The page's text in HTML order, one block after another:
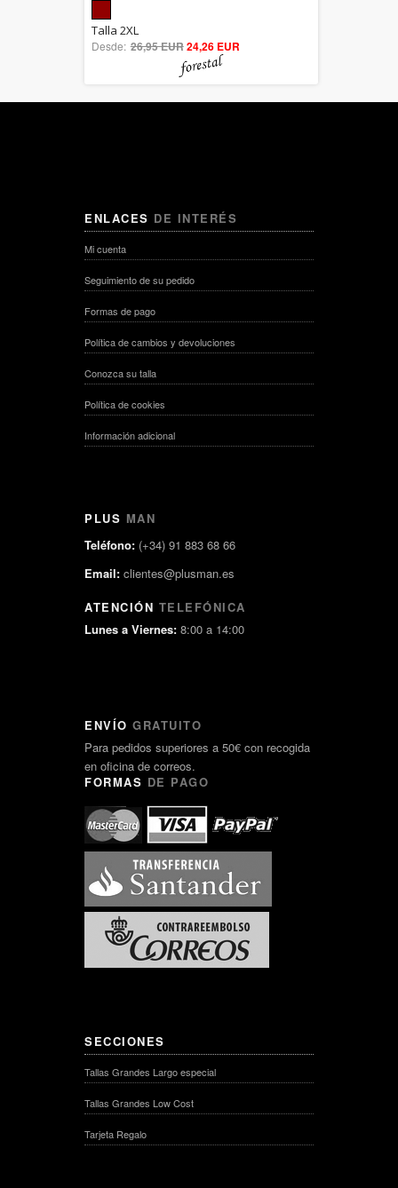
out of 5
Talla 2XL
Desde: 26,95 EUR24,26 EUR
ENLACES DE INTERÉS
Mi cuenta
Seguimiento de su pedido
Formas de pago
Política de cambios y devoluciones
Conozca su talla
Política de cookies
Información adicional
PLUS MAN
Teléfono: (+34) 91 883 68 66
Email: clientes@plusman.es
ATENCIÓN TELEFÓNICA
Lunes a Viernes: 8:00 a 14:00
ENVÍO GRATUITO
Para pedidos superiores a 50€ con recogida
en oficina de correos.
FORMAS DE PAGO
SECCIONES
Tallas Grandes Largo especial
Tallas Grandes Low Cost
Tarjeta Regalo